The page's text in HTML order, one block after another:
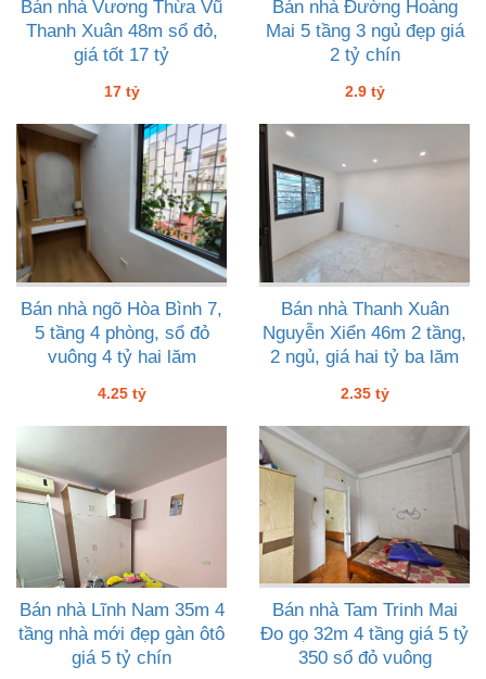
Bán nhà Vương Thừa Vũ
Thanh Xuân 48m sổ đỏ,
giá tốt 17 tỷ
17 tỷ
Bán nhà Đường Hoàng
Mai 5 tầng 3 ngủ đẹp giá
2 tỷ chín
2.9 tỷ
Bán nhà ngõ Hòa Bình 7,
5 tầng 4 phòng, sổ đỏ
vuông 4 tỷ hai lăm
4.25 tỷ
Bán nhà Thanh Xuân
Nguyễn Xiển 46m 2 tầng,
2 ngủ, giá hai tỷ ba lăm
2.35 tỷ
Bán nhà Lĩnh Nam 35m 4
tầng nhà mới đẹp gàn ôtô
giá 5 tỷ chín
Bán nhà Tam Trinh Mai
Đo gọ 32m 4 tầng giá 5 tỷ
350 sổ đỏ vuông